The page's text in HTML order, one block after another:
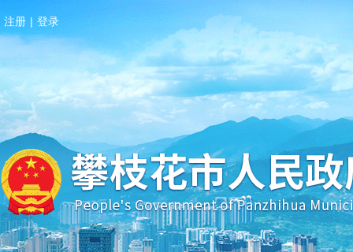
注册 | 登录